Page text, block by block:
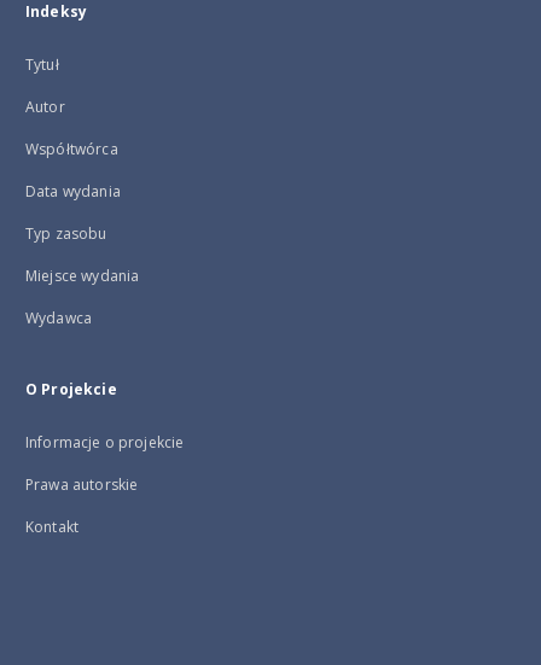
Indeksy
Tytuł
Autor
Współtwórca
Data wydania
Typ zasobu
Miejsce wydania
Wydawca
O Projekcie
Informacje o projekcie
Prawa autorskie
Kontakt